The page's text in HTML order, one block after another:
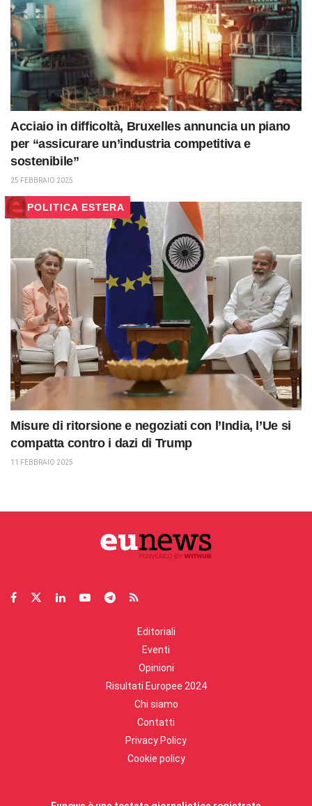
Acciaio in difficoltà, Bruxelles annuncia un piano
per “assicurare un’industria competitiva e
sostenibile”
25 FEBBRAIO 2025
POLITICA ESTERA
Misure di ritorsione e negoziati con l’India, l’Ue si
compatta contro i dazi di Trump
11 FEBBRAIO 2025
Editoriali
Eventi
Opinioni
Risultati Europee 2024
Chi siamo
Contatti
Privacy Policy
Cookie policy